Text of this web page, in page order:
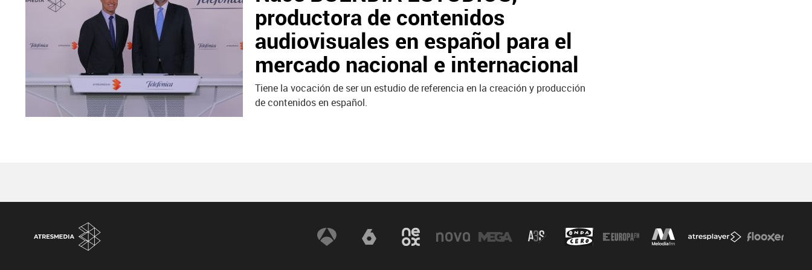
productora de contenidos
audiovisuales en español para el
mercado nacional e internacional
Tiene la vocación de ser un estudio de referencia en la creación y producción
de contenidos en español.